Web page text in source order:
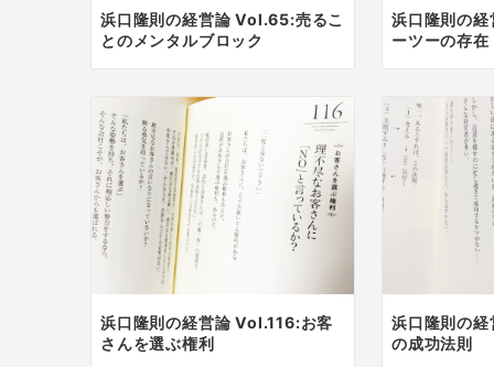
浜口隆則の経営論 Vol.65:売るこ
とのメンタルブロック
浜口隆則の
ーツーの存在
浜口隆則の経営論 Vol.116:お客
さんを選ぶ権利
浜口隆則の
の成功法則